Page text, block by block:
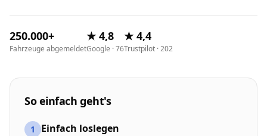
250.000+
Fahrzeuge abgemeldet
★ 4,8
Google · 76
★ 4,4
Trustpilot · 202
So einfach geht's
1 Einfach loslegen